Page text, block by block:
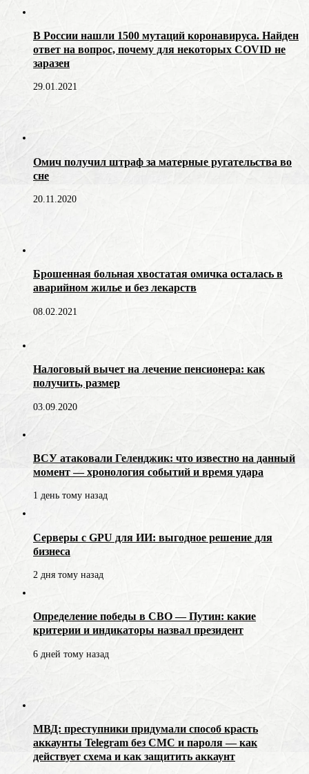
В России нашли 1500 мутаций коронавируса. Найден
ответ на вопрос, почему для некоторых COVID не
заразен
29.01.2021
Омич получил штраф за матерные ругательства во
сне
20.11.2020
Брошенная больная хвостатая омичка осталась в
аварийном жилье и без лекарств
08.02.2021
Налоговый вычет на лечение пенсионера: как
получить, размер
03.09.2020
ВСУ атаковали Геленджик: что известно на данный
момент — хронология событий и время удара
1 день тому назад
Серверы с GPU для ИИ: выгодное решение для
бизнеса
2 дня тому назад
Определение победы в СВО — Путин: какие
критерии и индикаторы назвал президент
6 дней тому назад
МВД: преступники придумали способ красть
аккаунты Telegram без СМС и пароля — как
действует схема и как защитить аккаунт